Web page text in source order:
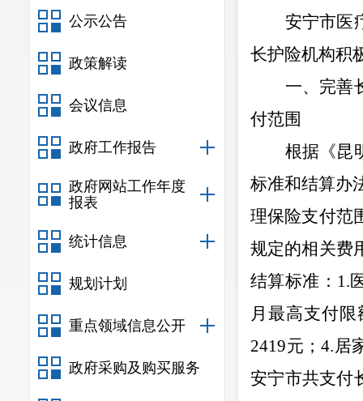
公示公告
政策解读
会议信息
政府工作报告
政府网站工作年度
报表
统计信息
规划计划
重点领域信息公开
政府采购及购买服务
安宁市医
长护险机构积
一、 完善
付范围
根据 《昆
标准和结算办
理保险支付范
规定的相关费
结算标准 ： 1.
月最高支付限
2419元；4.居
安宁市共支付